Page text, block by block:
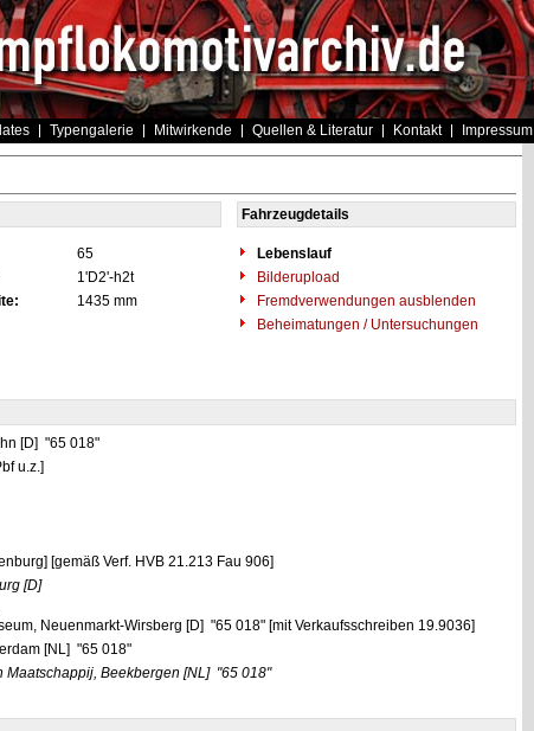
Typengalerie Mitwirkende Quellen & Literatur Kontakt Impressum
Fahrzeugdetails
65
Lebenslauf
1'D2'-h2t
Bilderupload
1435 mm
Fremdverwendungen ausblenden
Beheimatungen / Untersuchungen
[D] "65 018"
u.z.]
[gemäß Verf. HVB 21.213 Fau 906]
[D]
Neuenmarkt-Wirsberg [D] "65 018" [mit Verkaufsschreiben 19.9036]
[NL] "65 018"
Maatschappij, Beekbergen [NL] "65 018"